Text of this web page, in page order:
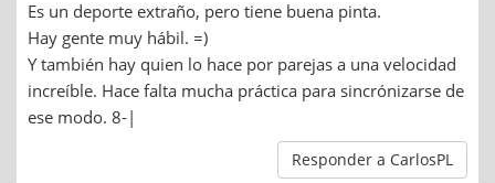
Es un deporte extraño, pero tiene buena pinta.
Hay gente muy hábil. =)
Y también hay quien lo hace por parejas a una velocidad
increíble. Hace falta mucha práctica para sincrónizarse de
ese modo. 8-|
Responder a CarlosPL